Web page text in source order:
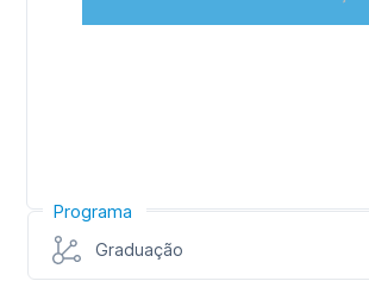
Programa
Graduação